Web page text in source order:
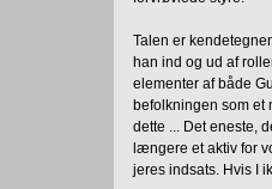
Talen er
han ind og ud af
elementer af både
befolkningen som et
dette ... Det eneste,
længere et aktiv for
jeres indsats. Hvis I